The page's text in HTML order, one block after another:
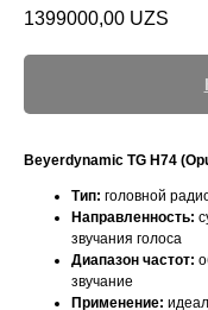
1399000,00 UZS
Beyerdynamic TG H74
Тип: головной
Направленность:
звучания голоса
Диапазон частот:
звучание
Применение: